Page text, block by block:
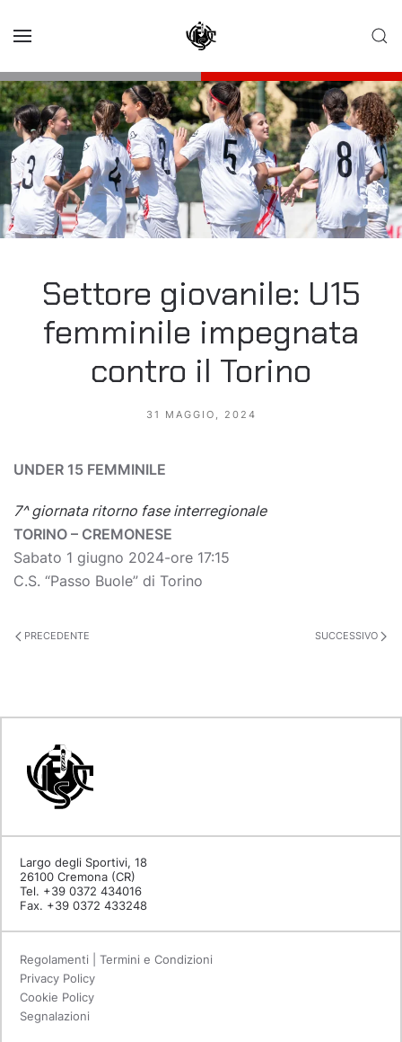
Settore giovanile: U15
femminile impegnata
contro il Torino
31 MAGGIO, 2024
UNDER 15 FEMMINILE
7^ giornata ritorno fase interregionale
TORINO – CREMONESE
Sabato 1 giugno 2024-ore 17:15
C.S. “Passo Buole” di Torino
PRECEDENTE SUCCESSIVO
Largo degli Sportivi, 18
26100 Cremona (CR)
Tel. +39 0372 434016
Fax. +39 0372 433248
Regolamenti | Termini e Condizioni
Privacy Policy
Cookie Policy
Segnalazioni